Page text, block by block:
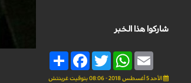
شاركوا هذا الخبر
Share
FacebookTwitter
WhatsAppEmail
الأحد 5 أغسطس 2018 - 08:06 بتوقيت غرينتش